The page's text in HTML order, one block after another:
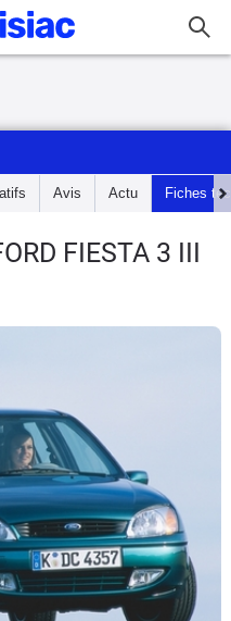
Avis Actu Fiches
FIESTA 3 III